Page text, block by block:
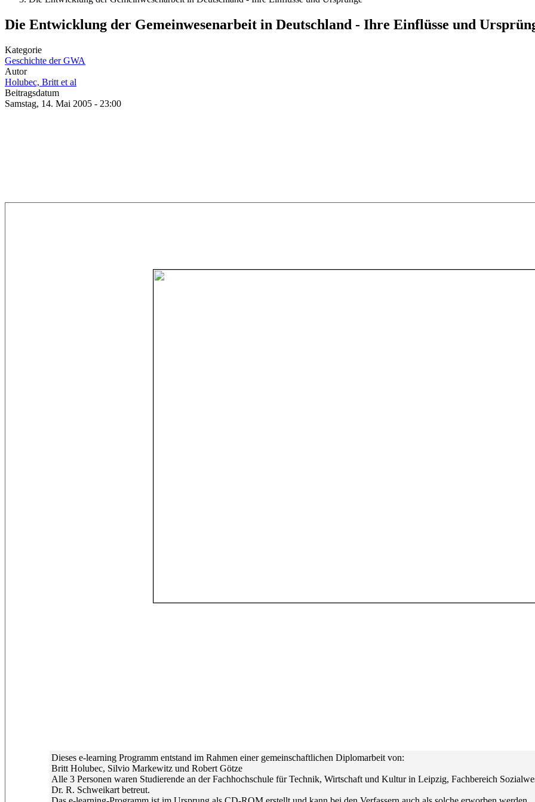
Die Entwicklung der Gemeinwesenarbeit in Deutschland - Ihre Einflüsse und
Kategorie
Geschichte der GWA
Autor
Holubec, Britt et al
Beitragsdatum
Samstag, 14. Mai 2005 - 23:00
Dieses e-learning Programm entstand im Rahmen einer gemeinschaftlichen Diplomarbeit von:
Britt Holubec, Silvio Markewitz und Robert Götze
Alle 3 Personen waren Studierende an der Fachhochschule für Technik, Wirtschaft und Kultur in Leipzig, Fachbereich
Dr. R. Schweikart betreut.